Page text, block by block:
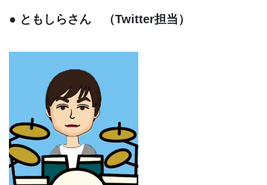
● ともしらさん （Twitter担当）